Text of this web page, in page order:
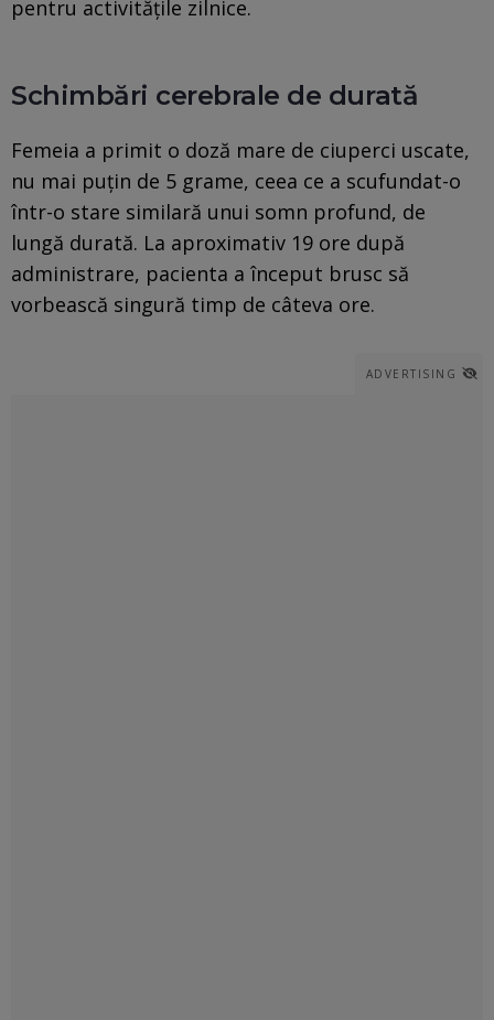
pentru activitățile zilnice.
Schimbări cerebrale de durată
Femeia a primit o doză mare de ciuperci uscate,
nu mai puțin de 5 grame, ceea ce a scufundat-o
într-o stare similară unui somn profund, de
lungă durată. La aproximativ 19 ore după
administrare, pacienta a început brusc să
vorbească singură timp de câteva ore.
ADVERTISING